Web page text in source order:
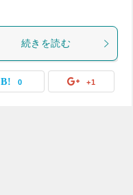
続きを読む
0 +1